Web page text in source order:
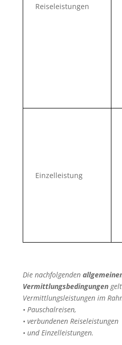
Reiseleistungen
Einzelleistung
Die nachfolgenden
Vermittlungsbedingungen
Vermittlungsleistungen im
• Pauschalreisen,
• verbundenen Reiseleistungen
• und Einzelleistungen.